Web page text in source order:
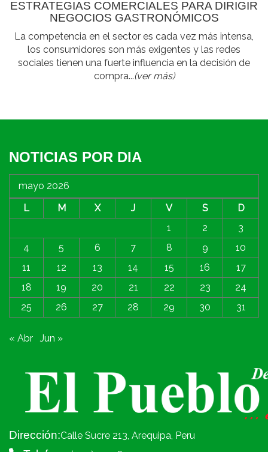
ESTRATEGIAS COMERCIALES PARA DIRIGIR
NEGOCIOS GASTRONÓMICOS
La competencia en el sector es cada vez más intensa,
los consumidores son más exigentes y las redes
sociales tienen una fuerte influencia en la decisión de
compra...(ver más)
NOTICIAS POR DIA
mayo 2026
L
M X J V S
D
1
2
3
4
5 6 7 8 9
10
11
12 13 14 15 16
17
18
19 20 21 22 23
24
25
26 27 28 29 30 31
« Abr Jun »
Dirección:Calle Sucre 213, Arequipa, Peru